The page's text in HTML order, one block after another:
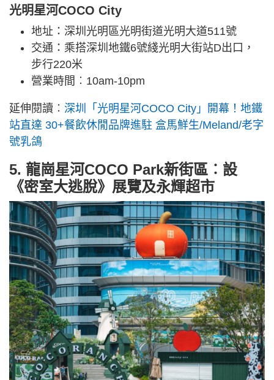
光明星河COCO City
地址：深圳光明區光明街道光明大道511號
交通：乘搭深圳地鐵6號綫光明大街站D出口，
步行220米
營業時間︰10am-10pm
延伸閱讀︰ 深圳「光明星河COCO City」開幕！地鐵
站直達 30+餐飲休閒品牌進駐 盒馬鮮生/Meland/老字
號乳鴿
5. 龍崗星河COCO Park新街區︰設
《密室大逃脫》展覽及永輝超市